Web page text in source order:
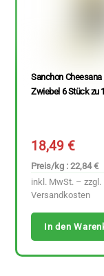
Sanchon Cheesana
Zwiebel 6 Stück zu
18,49€
Preis/kg : 22,84 €
inkl. MwSt. – zzgl.
Versandkosten
In den